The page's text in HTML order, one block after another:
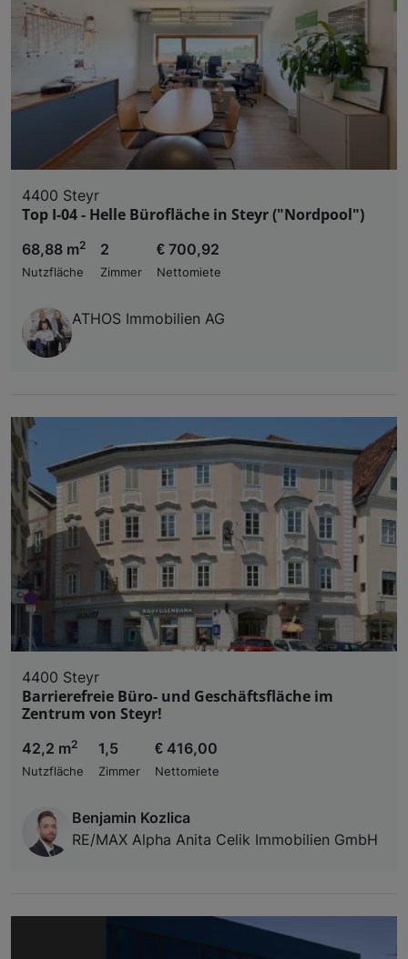
4400 Steyr
Top I-04 - Helle Bürofläche in Steyr ("Nordpool")
68,88 m2
Nutzfläche
2
Zimmer
€ 700,92
Nettomiete
ATHOS Immobilien AG
4400 Steyr
Barrierefreie Büro- und Geschäftsfläche im
Zentrum von Steyr!
42,2 m2
Nutzfläche
1,5
Zimmer
€ 416,00
Nettomiete
Benjamin Kozlica
RE/MAX Alpha Anita Celik Immobilien GmbH